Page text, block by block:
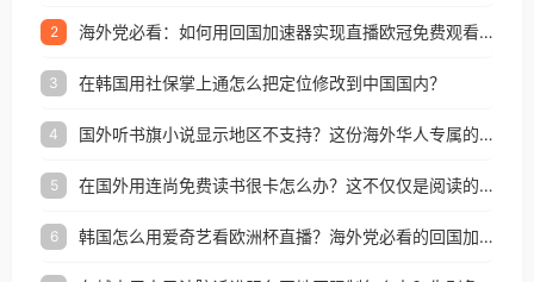
2 海外党必看：如何用回国加速器实现直播欧冠免费观看？附影视音乐全攻略
3 在韩国用社保掌上通怎么把定位修改到中国国内？
4 国外听书旗小说显示地区不支持？这份海外华人专属的国内内容解锁指南请收好
5 在国外用连尚免费读书很卡怎么办？这不仅仅是阅读的烦恼
6 韩国怎么用爱奇艺看欧洲杯直播？海外党必看的回国加速全攻略